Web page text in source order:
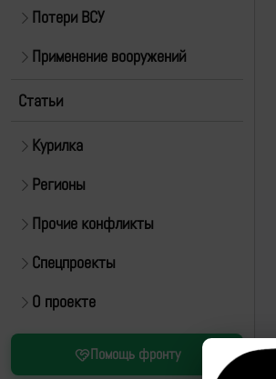
Потери ВСУ
Применение вооружений
Статьи
Курилка
Регионы
Прочие конфликты
Спецпроекты
О проекте
Помощь фронту